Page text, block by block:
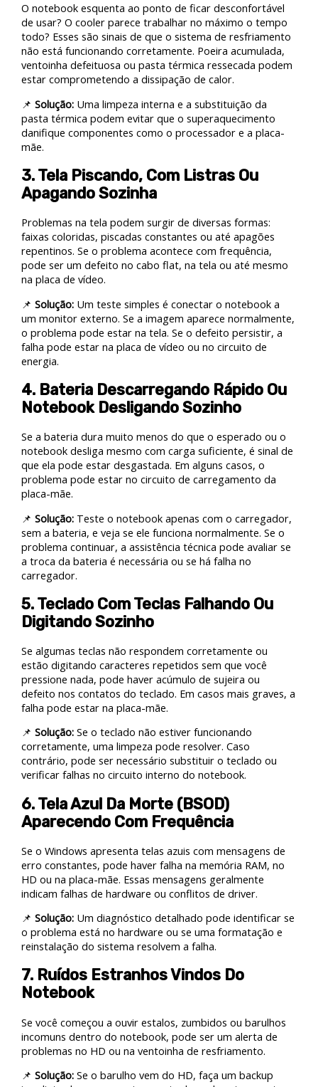
O notebook esquenta ao ponto de ficar desconfortável
de usar? O cooler parece trabalhar no máximo o tempo
todo? Esses são sinais de que o sistema de resfriamento
não está funcionando corretamente. Poeira acumulada,
ventoinha defeituosa ou pasta térmica ressecada podem
estar comprometendo a dissipação de calor.
📌Solução: Uma limpeza interna e a substituição da
pasta térmica podem evitar que o superaquecimento
danifique componentes como o processador e a placa-
mãe.
3. Tela Piscando, Com Listras Ou
Apagando Sozinha
Problemas na tela podem surgir de diversas formas:
faixas coloridas, piscadas constantes ou até apagões
repentinos. Se o problema acontece com frequência,
pode ser um defeito no cabo flat, na tela ou até mesmo
na placa de vídeo.
📌Solução: Um teste simples é conectar o notebook a
um monitor externo. Se a imagem aparece normalmente,
o problema pode estar na tela. Se o defeito persistir, a
falha pode estar na placa de vídeo ou no circuito de
energia.
4. Bateria Descarregando Rápido Ou
Notebook Desligando Sozinho
Se a bateria dura muito menos do que o esperado ou o
notebook desliga mesmo com carga suficiente, é sinal de
que ela pode estar desgastada. Em alguns casos, o
problema pode estar no circuito de carregamento da
placa-mãe.
📌Solução: Teste o notebook apenas com o carregador,
sem a bateria, e veja se ele funciona normalmente. Se o
problema continuar, a assistência técnica pode avaliar se
a troca da bateria é necessária ou se há falha no
carregador.
5. Teclado Com Teclas Falhando Ou
Digitando Sozinho
Se algumas teclas não respondem corretamente ou
estão digitando caracteres repetidos sem que você
pressione nada, pode haver acúmulo de sujeira ou
defeito nos contatos do teclado. Em casos mais graves, a
falha pode estar na placa-mãe.
📌Solução: Se o teclado não estiver funcionando
corretamente, uma limpeza pode resolver. Caso
contrário, pode ser necessário substituir o teclado ou
verificar falhas no circuito interno do notebook.
6. Tela Azul Da Morte (BSOD)
Aparecendo Com Frequência
Se o Windows apresenta telas azuis com mensagens de
erro constantes, pode haver falha na memória RAM, no
HD ou na placa-mãe. Essas mensagens geralmente
indicam falhas de hardware ou conflitos de driver.
📌Solução: Um diagnóstico detalhado pode identificar se
o problema está no hardware ou se uma formatação e
reinstalação do sistema resolvem a falha.
7. Ruídos Estranhos Vindos Do
Notebook
Se você começou a ouvir estalos, zumbidos ou barulhos
incomuns dentro do notebook, pode ser um alerta de
problemas no HD ou na ventoinha de resfriamento.
📌Solução: Se o barulho vem do HD, faça um backup